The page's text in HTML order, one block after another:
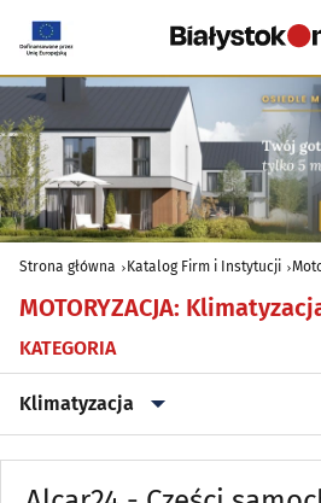
Strona główna Katalog Firm i Instytucji
MOTORYZACJA:
KATEGORIA
Klimatyzacja
Akcesoria i części zamienne(101)